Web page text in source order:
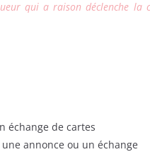
qui a raison déclenche la
échange de cartes
annonce ou un échange